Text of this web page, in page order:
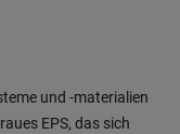
und -materialien
EPS, das sich